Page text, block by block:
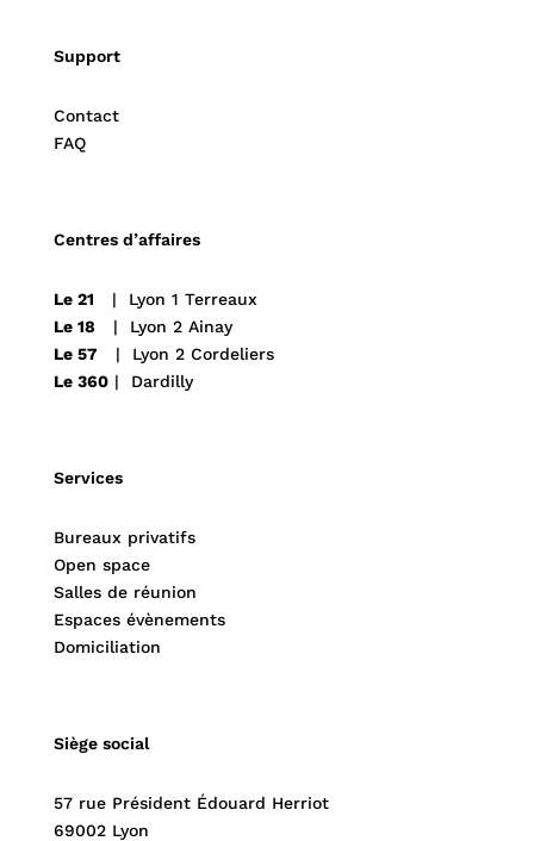
Support
Contact
FAQ
Centres d’affaires
Le 21 | Lyon 1 Terreaux
Le 18| Lyon 2 Ainay
Le 57 | Lyon 2 Cordeliers
Le 360| Dardilly
Services
Bureaux privatifs
Open space
Salles de réunion
Espaces évènements
Domiciliation
Siège social
57 rue Président Édouard Herriot
69002 Lyon